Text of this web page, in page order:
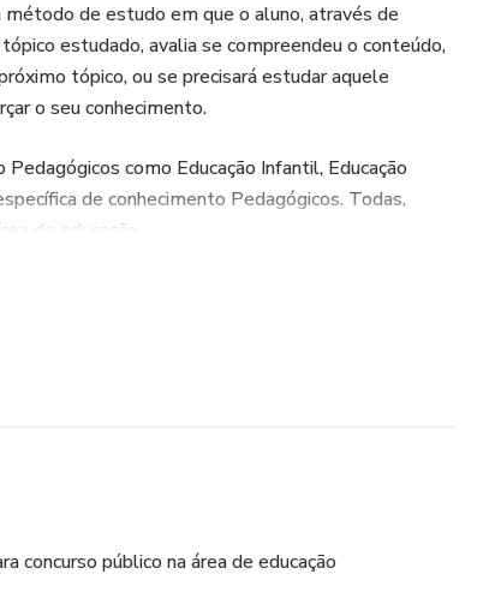
de estudo em que o aluno, através de
estudado, avalia se compreendeu o conteúdo,
tópico, ou se precisará estudar aquele
o seu conhecimento.
como Educação Infantil, Educação
de conhecimento Pedagógicos. Todas,
de educação.
concurso público na área de educação